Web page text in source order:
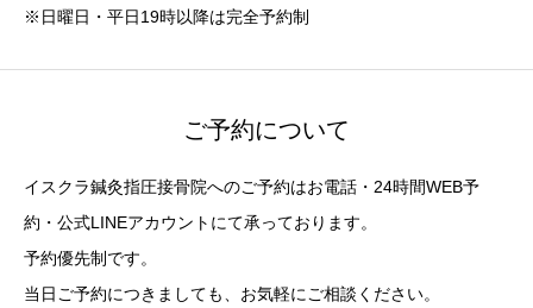
※日曜日・平日19時以降は完全予約制
ご予約について
イスクラ鍼灸指圧接骨院へのご予約はお電話・24時間WEB予
約・公式LINEアカウントにて承っております。
予約優先制です。
当日ご予約につきましても、お気軽にご相談ください。